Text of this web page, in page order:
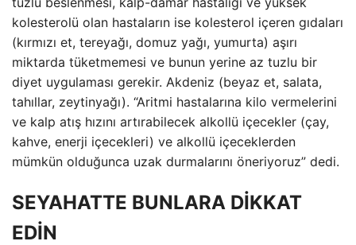
kolesterolü olan hastaların ise kolesterol içeren gıdaları
(kırmızı et, tereyağı, domuz yağı, yumurta) aşırı
miktarda tüketmemesi ve bunun yerine az tuzlu bir
diyet uygulaması gerekir. Akdeniz (beyaz et, salata,
tahıllar, zeytinyağı). “Aritmi hastalarına kilo vermelerini
ve kalp atış hızını artırabilecek alkollü içecekler (çay,
kahve, enerji içecekleri) ve alkollü içeceklerden
mümkün olduğunca uzak durmalarını öneriyoruz” dedi.
SEYAHATTE BUNLARA DİKKAT
EDİN